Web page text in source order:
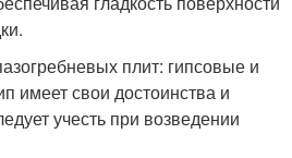
плит: гипсовые и
имеет свои достоинства и
учесть при возведении